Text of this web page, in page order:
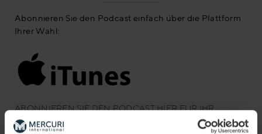
Abonnieren Sie den Podcast einfach über die Plattform
Ihrer Wahl:
ABONNIEREN SIE DEN PODCAST HIER FÜR IHR
IPHONE ODER IPAD